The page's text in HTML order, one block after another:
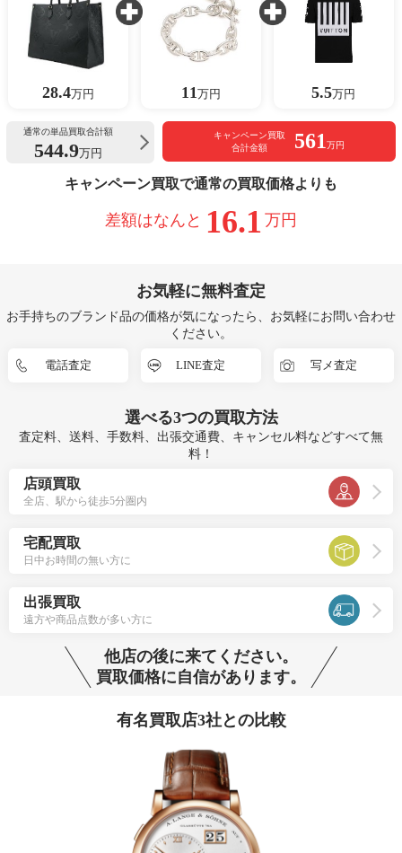
28.4万円 11 万円 5.5万円
通常の単品買取合計額
544.9万円
キャンペーン買取
合計金額
561万円
キャンペーン買取で通常の買取価格よりも
差額はなんと 16.1 万円
お気軽に無料査定
お手持ちのブランド品の価格が気になったら、お気軽にお問い合わせ
ください。
電話査定 LINE査定 写メ査定
選べる3つの買取方法
査定料、送料、手数料、出張交通費、キャンセル料などすべて無
料！
店頭買取
全店、駅から徒歩5分圏内
宅配買取
日中お時間の無い方に
出張買取
遠方や商品点数が多い方に
他店の後に来てください。
買取価格に自信があります。
有名買取店3社との比較